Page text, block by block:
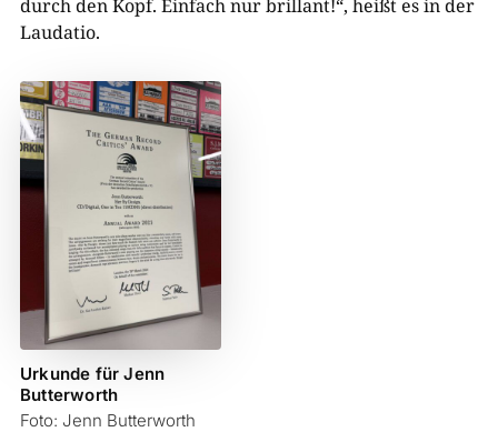
durch den Kopf. Einfach nur brillant!“, heißt es in der
Laudatio.
Urkunde für Jenn
Butterworth
Foto: Jenn Butterworth